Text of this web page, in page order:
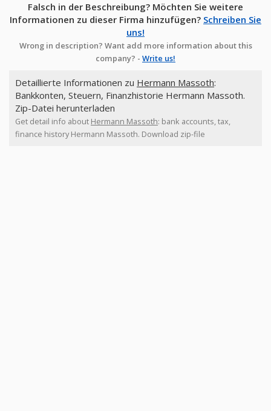
Falsch in der Beschreibung? Möchten Sie weitere
Informationen zu dieser Firma hinzufügen? Schreiben Sie
uns!
Wrong in description? Want add more information about this
company? - Write us!
Detaillierte Informationen zu Hermann Massoth:
Bankkonten, Steuern, Finanzhistorie Hermann Massoth.
Zip-Datei herunterladen
Get detail info about Hermann Massoth: bank accounts, tax,
finance history Hermann Massoth. Download zip-file